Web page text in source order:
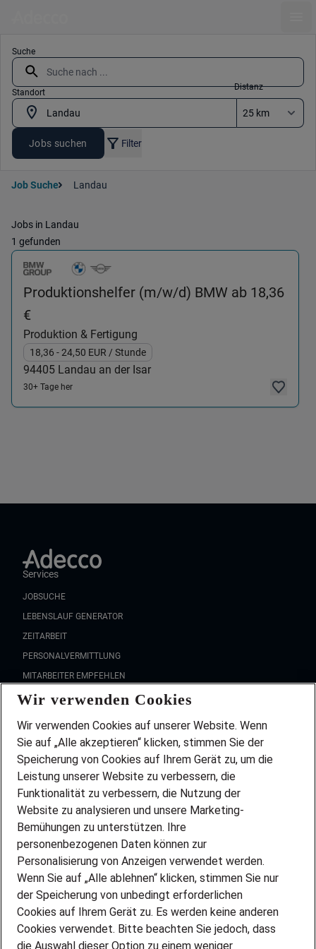
Suche
Standort
Distanz
Jobs suchen Filter
Job Suche Landau
Jobs in Landau
1 gefunden
Produktionshelfer (m/w/d) BMW ab 18,36
€
Produktion & Fertigung
18,36 - 24,50 EUR / Stunde
94405 Landau an der Isar
30+ Tage her
Services
JOBSUCHE
LEBENSLAUF GENERATOR
ZEITARBEIT
PERSONALVERMITTLUNG
MITARBEITER EMPFEHLEN
FAQ
Wir stellen ein!
DEINE BERUFSGRUPPE
DEINE LEBENSSITUATION
PARTNERSHIP WITH AIRBUS
INITIATIV BEWERBEN
Über Adecco
ÜBER UNS
STANDORTE
BLOG
PRESSE
KONTAKT
Wir verwenden Cookies
Wir verwenden Cookies auf unserer Website. Wenn
Sie auf „Alle akzeptieren“ klicken, stimmen Sie der
Speicherung von Cookies auf Ihrem Gerät zu, um die
Leistung unserer Website zu verbessern, die
Funktionalität zu verbessern, die Nutzung der
Website zu analysieren und unsere Marketing-
Bemühungen zu unterstützen. Ihre
personenbezogenen Daten können zur
Personalisierung von Anzeigen verwendet werden.
Wenn Sie auf „Alle ablehnen“ klicken, stimmen Sie nur
der Speicherung von unbedingt erforderlichen
Cookies auf Ihrem Gerät zu. Es werden keine anderen
Cookies verwendet. Bitte beachten Sie jedoch, dass
die Auswahl dieser Option zu einem weniger